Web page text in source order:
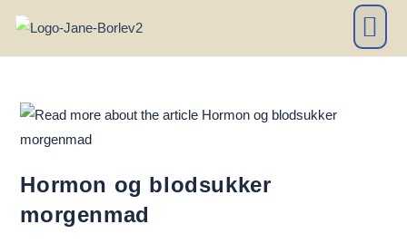
Hormon og blodsukker
morgenmad